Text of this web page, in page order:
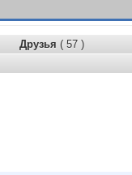
Друзья ( 57 )